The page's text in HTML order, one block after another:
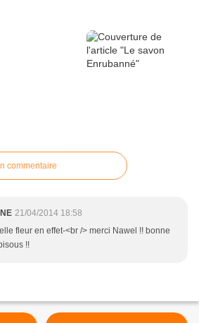
commentaire
21/04/2014 18:58
fleur en effet-<br /> merci Nawel !! bonne
!!